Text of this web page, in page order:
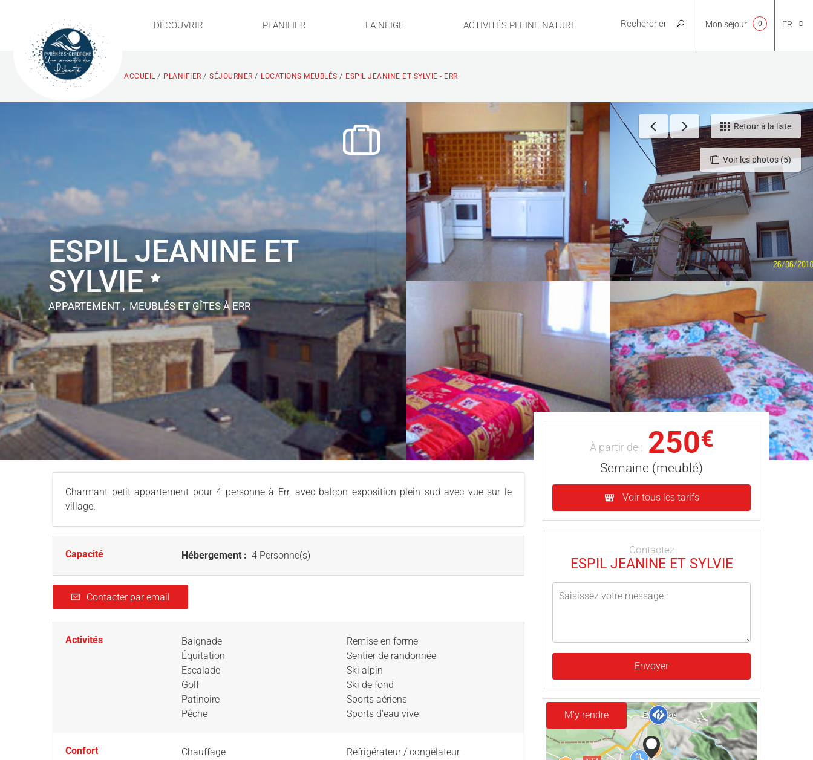
DÉCOUVRIR PLANIFIER LA NEIGE ACTIVITÉS PLEINE NATURE PRATIQUE
NL
EN
FR
ES
Mon séjour 0
ACCUEIL / PLANIFIER / SÉJOURNER / LOCATIONS MEUBLÉS / ESPIL JEANINE ET SYLVIE - ERR
Voir les photos (5)
Retour à la liste
ESPIL JEANINE ET
SYLVIE
APPARTEMENT , MEUBLÉS ET GÎTESÀ ERR
Charmant petit appartement pour 4 personne à Err, avec balcon exposition plein sud avec vue sur le
village.
Capacité Hébergement : 4 Personne(s)
Contacter par email
Activités
Baignade
Équitation
Escalade
Golf
Patinoire
Pêche
Remise en forme
Sentier de randonnée
Ski alpin
Ski de fond
Sports aériens
Sports d'eau vive
Confort
Chauffage
Réfrigérateur / congélateur
À partir de : 250€
Semaine (meublé)
Voir tous les tarifs
Contactez
ESPIL JEANINE ET SYLVIE
Envoyer
M'y rendre